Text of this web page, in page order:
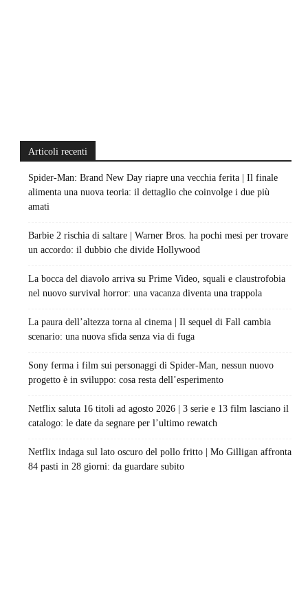
Articoli recenti
Spider-Man: Brand New Day riapre una vecchia ferita | Il finale
alimenta una nuova teoria: il dettaglio che coinvolge i due più
amati
Barbie 2 rischia di saltare | Warner Bros. ha pochi mesi per trovare
un accordo: il dubbio che divide Hollywood
La bocca del diavolo arriva su Prime Video, squali e claustrofobia
nel nuovo survival horror: una vacanza diventa una trappola
La paura dell’altezza torna al cinema | Il sequel di Fall cambia
scenario: una nuova sfida senza via di fuga
Sony ferma i film sui personaggi di Spider-Man, nessun nuovo
progetto è in sviluppo: cosa resta dell’esperimento
Netflix saluta 16 titoli ad agosto 2026 | 3 serie e 13 film lasciano il
catalogo: le date da segnare per l’ultimo rewatch
Netflix indaga sul lato oscuro del pollo fritto | Mo Gilligan affronta
84 pasti in 28 giorni: da guardare subito